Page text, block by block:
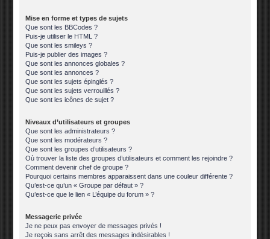
Mise en forme et types de sujets
Que sont les BBCodes ?
Puis-je utiliser le HTML ?
Que sont les smileys ?
Puis-je publier des images ?
Que sont les annonces globales ?
Que sont les annonces ?
Que sont les sujets épinglés ?
Que sont les sujets verrouillés ?
Que sont les icônes de sujet ?
Niveaux d’utilisateurs et groupes
Que sont les administrateurs ?
Que sont les modérateurs ?
Que sont les groupes d’utilisateurs ?
Où trouver la liste des groupes d’utilisateurs et comment les rejoindre ?
Comment devenir chef de groupe ?
Pourquoi certains membres apparaissent dans une couleur différente ?
Qu’est-ce qu’un « Groupe par défaut » ?
Qu’est-ce que le lien « L’équipe du forum » ?
Messagerie privée
Je ne peux pas envoyer de messages privés !
Je reçois sans arrêt des messages indésirables !